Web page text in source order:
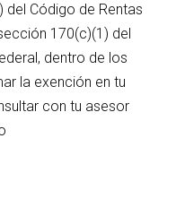
del Código de Rentas
170(c)(1) del
dentro de los
la exención en tu
con tu asesor